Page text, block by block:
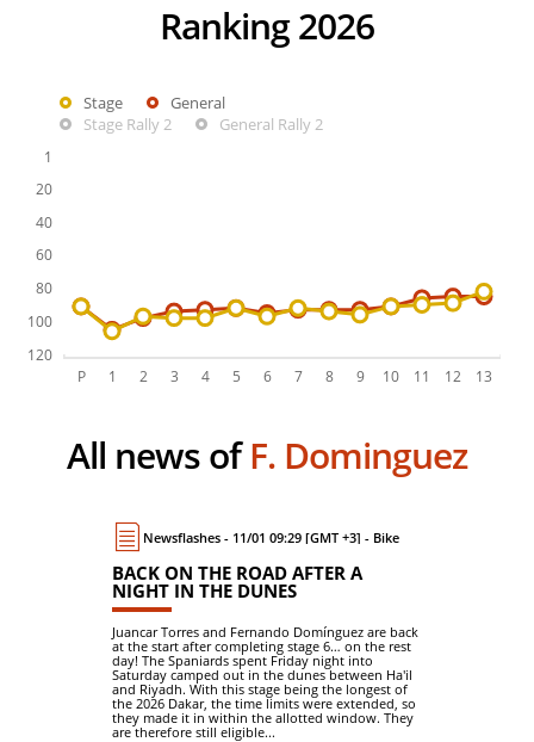
Ranking 2026
Stage
General
Stage Rally 2
General Rally 2
All news ofF. Dominguez
Newsflashes - 11/01 09:29 [GMT +3] - Bike
BACK ON THE ROAD AFTER A
NIGHT IN THE DUNES
Juancar Torres and Fernando Domínguez are back
at the start after completing stage 6… on the rest
day! The Spaniards spent Friday night into
Saturday camped out in the dunes between Ha'il
and Riyadh. With this stage being the longest of
the 2026 Dakar, the time limits were extended, so
they made it in within the allotted window. They
are therefore still eligible...